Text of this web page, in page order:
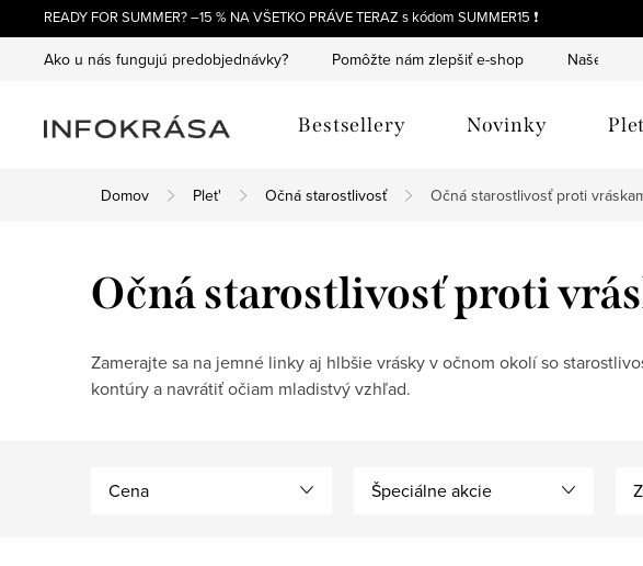
na
obsah
READY FOR SUMMER? –15 % NA VŠETKO PRÁVE TERAZ s kódom SUMMER15 ❗
Ako u nás fungujú predobjednávky? Pomôžte nám zlepšiť e-shop Naše tipy
Bestsellery Novinky
Domov Plet' Očná starostlivosť Očná starostlivosť proti
Očná starostlivosť proti
Zamerajte sa na jemné linky aj hlbšie vrásky v očnom okolí so
kontúry a navrátiť očiam mladistvý vzhľad.
Cena Špeciálne akcie